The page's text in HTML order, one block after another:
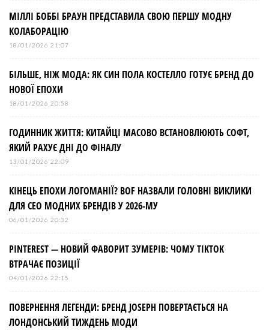
МІЛЛІ БОББІ БРАУН ПРЕДСТАВИЛА СВОЮ ПЕРШУ МОДНУ
КОЛАБОРАЦІЮ
18/01/2026 21:07
БІЛЬШЕ, НІЖ МОДА: ЯК СИН ПОЛА КОСТЕЛЛО ГОТУЄ БРЕНД ДО
НОВОЇ ЕПОХИ
18/01/2026 20:58
ГОДИННИК ЖИТТЯ: КИТАЙЦІ МАСОВО ВСТАНОВЛЮЮТЬ СОФТ,
ЯКИЙ РАХУЄ ДНІ ДО ФІНАЛУ
13/01/2026 22:09
КІНЕЦЬ ЕПОХИ ЛОГОМАНІЇ? BOF НАЗВАЛИ ГОЛОВНІ ВИКЛИКИ
ДЛЯ СЕО МОДНИХ БРЕНДІВ У 2026-МУ
06/01/2026 20:32
PINTEREST — НОВИЙ ФАВОРИТ ЗУМЕРІВ: ЧОМУ TIKTOK
ВТРАЧАЄ ПОЗИЦІЇ
04/01/2026 22:15
ПОВЕРНЕННЯ ЛЕГЕНДИ: БРЕНД JOSEPH ПОВЕРТАЄТЬСЯ НА
ЛОНДОНСЬКИЙ ТИЖДЕНЬ МОДИ